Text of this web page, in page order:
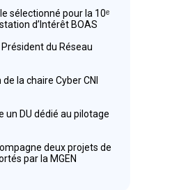
sélectionné pour la 10ᵉ
d’Intérêt BOAS
du Réseau
la chaire Cyber CNI
un DU dédié au pilotage
deux projets de
par la MGEN